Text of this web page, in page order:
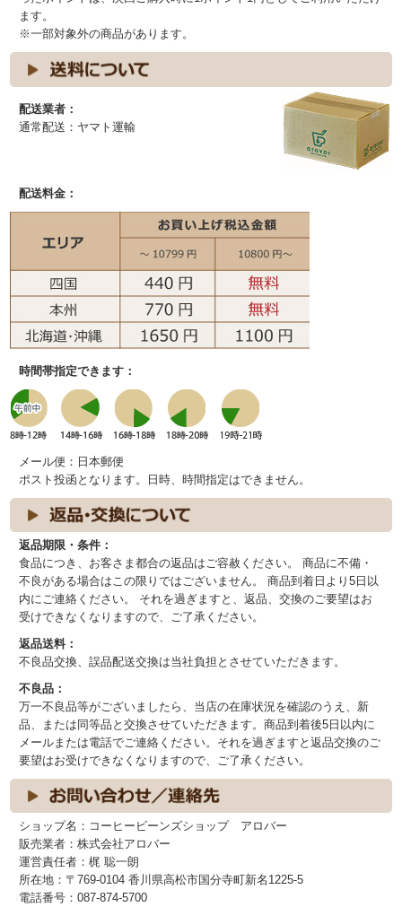
ます。
※一部対象外の商品があります。
配送業者：
通常配送：ヤマト運輸
配送料金：
時間帯指定できます：
メール便：日本郵便
ポスト投函となります。日時、時間指定はできません。
返品期限・条件：
食品につき、お客さま都合の返品はご容赦ください。 商品に不備・
不良がある場合はこの限りではございません。 商品到着日より5日以
内にご連絡ください。 それを過ぎますと、返品、交換のご要望はお
受けできなくなりますので、ご了承ください。
返品送料：
不良品交換、誤品配送交換は当社負担とさせていただきます。
不良品：
万一不良品等がございましたら、当店の在庫状況を確認のうえ、新
品、または同等品と交換させていただきます。商品到着後5日以内に
メールまたは電話でご連絡ください。それを過ぎますと返品交換のご
要望はお受けできなくなりますので、ご了承ください。
ショップ名：コーヒービーンズショップ アロバー
販売業者：株式会社アロバー
運営責任者：梶 聡一朗
所在地：〒769-0104 香川県高松市国分寺町新名1225-5
電話番号：087-874-5700